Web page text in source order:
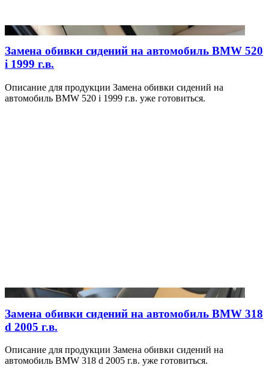
Замена обивки сидений на автомобиль BMW 520
i 1999 г.в.
Описание для продукции Замена обивки сидений на
автомобиль BMW 520 i 1999 г.в. уже готовиться.
Замена обивки сидений на автомобиль BMW 318
d 2005 г.в.
Описание для продукции Замена обивки сидений на
автомобиль BMW 318 d 2005 г.в. уже готовиться.